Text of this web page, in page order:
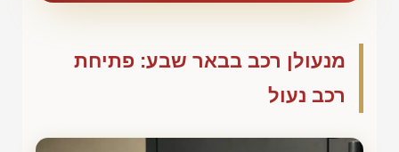
מנעולן רכב בבאר שבע: פתיחת
רכב נעול